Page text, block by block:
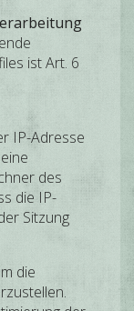
ist Art. 6
IP-Adresse
des
die IP-
Sitzung
die